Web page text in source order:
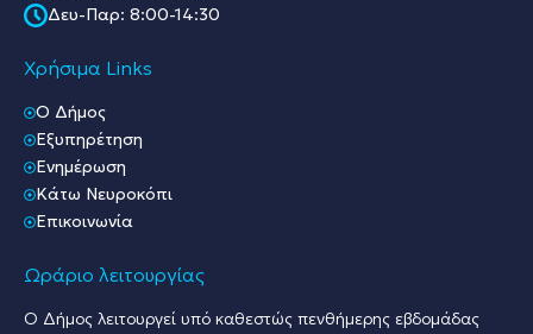
Δευ-Παρ: 8:00-14:30
Χρήσιμα Links
O Δήμος
Εξυπηρέτηση
Ενημέρωση
Κάτω Νευροκόπι
Επικοινωνία
Ωράριο λειτουργίας
Ο Δήμος λειτουργεί υπό καθεστώς πενθήμερης εβδομάδας